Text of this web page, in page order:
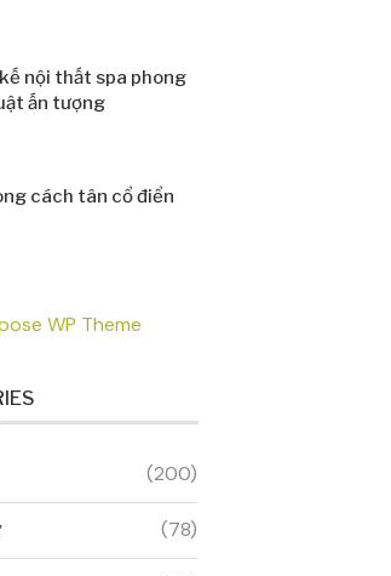
nội thất spa phong
ấn tượng
cách tân cổ điển
(200)
(78)